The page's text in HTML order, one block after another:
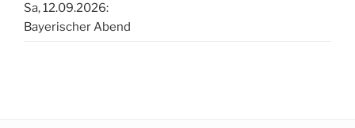
Sa, 12.09.2026:
Bayerischer Abend